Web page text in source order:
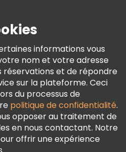
Légales
informations vous
nom et votre adresse
réservations et de répondre
sur la plateforme. Ceci
du processus de
politique de confidentialité.
opposer au traitement de
en nous contactant. Notre
offrir une expérience